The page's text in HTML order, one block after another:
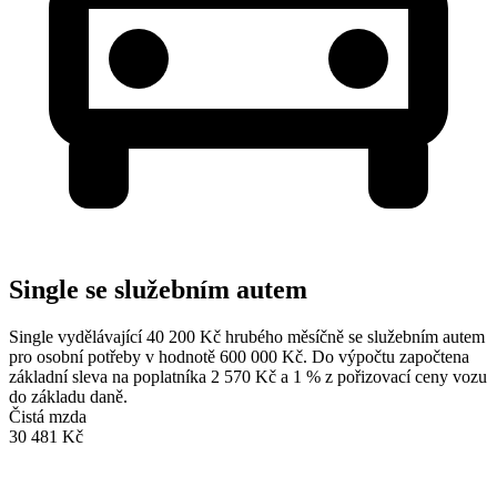
Single se služebním autem
Single vydělávající 40 200 Kč hrubého měsíčně se služebním autem
pro osobní potřeby v hodnotě 600 000 Kč. Do výpočtu započtena
základní sleva na poplatníka 2 570 Kč a 1 % z pořizovací ceny vozu
do základu daně.
Čistá mzda
30 481 Kč